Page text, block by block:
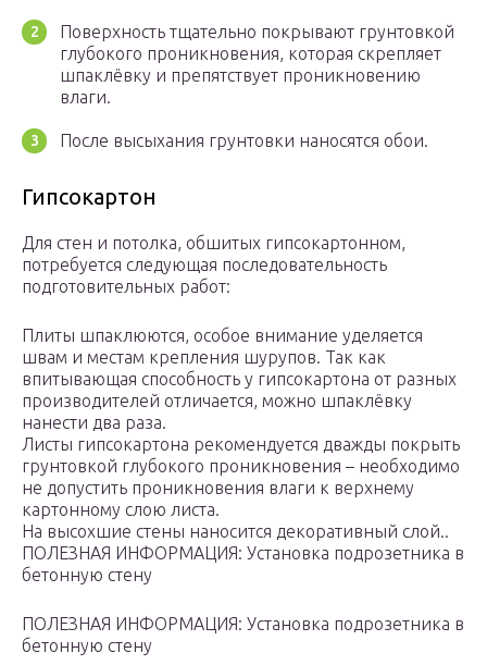
Поверхность тщательно покрывают грунтовкой
глубокого проникновения, которая скрепляет
шпаклёвку и препятствует проникновению
влаги.
После высыхания грунтовки наносятся обои.
Гипсокартон
Для стен и потолка, обшитых гипсокартонном,
потребуется следующая последовательность
подготовительных работ:
Плиты шпаклюются, особое внимание уделяется
швам и местам крепления шурупов. Так как
впитывающая способность у гипсокартона от разных
производителей отличается, можно шпаклёвку
нанести два раза.
Листы гипсокартона рекомендуется дважды покрыть
грунтовкой глубокого проникновения – необходимо
не допустить проникновения влаги к верхнему
картонному слою листа.
На высохшие стены наносится декоративный слой..
ПОЛЕЗНАЯ ИНФОРМАЦИЯ: Установка подрозетника в
бетонную стену
ПОЛЕЗНАЯ ИНФОРМАЦИЯ: Установка подрозетника в
бетонную стену